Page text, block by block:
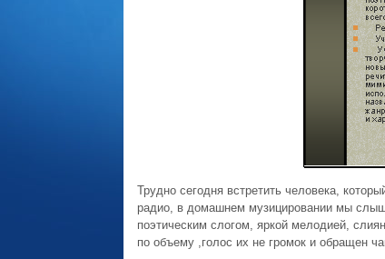
Трудно сегодня встретить человека,
радио, в домашнем музицировании мы
поэтическим слогом, яркой мелодией,
по объему ,голос их не громок и обращен